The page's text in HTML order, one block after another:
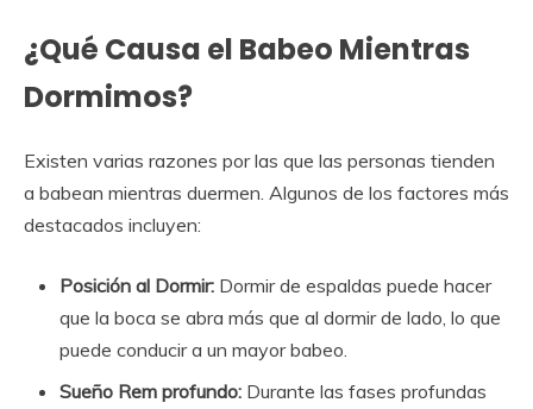
¿Qué Causa el Babeo Mientras
Dormimos?
Existen varias razones por las que las personas tienden
a babean mientras duermen. Algunos de los factores más
destacados incluyen:
Posición al Dormir: Dormir de espaldas puede hacer
que la boca se abra más que al dormir de lado, lo que
puede conducir a un mayor babeo.
Sueño Rem profundo: Durante las fases profundas